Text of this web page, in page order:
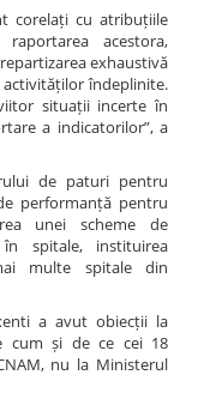
corelați cu atribuțiile
acestora,
exhaustivă
îndeplinite.
situații incerte în
a indicatorilor”, a
de paturi pentru
performanță pentru
unei scheme de
spitale, instituirea
multe spitale din
a avut obiecții la
cum și de ce cei 18
nu la Ministerul